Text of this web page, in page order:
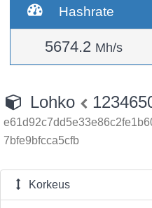
Hashrate
5674.2 Mh/s
Lohko
7bfe9bfcca5cfb
Korkeus